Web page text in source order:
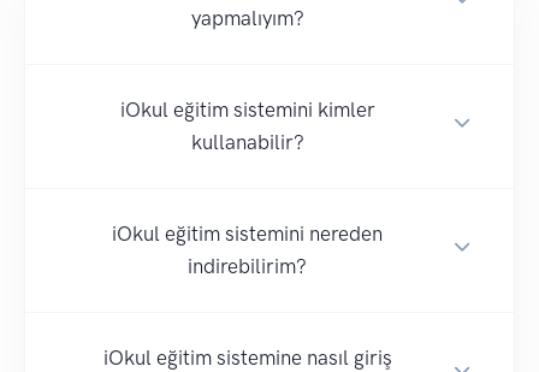
yapmalıyım?
iOkul eğitim sistemini kimler
kullanabilir?
iOkul eğitim sistemini nereden
indirebilirim?
iOkul eğitim sistemine nasıl giriş